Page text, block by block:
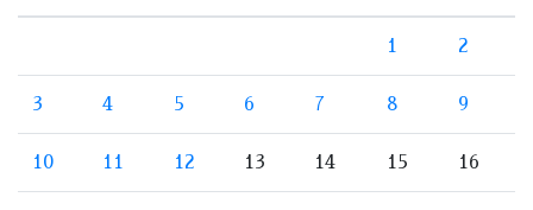
1 2
3 4 5 6 7 8 9
10 11 12 13 14 15 16